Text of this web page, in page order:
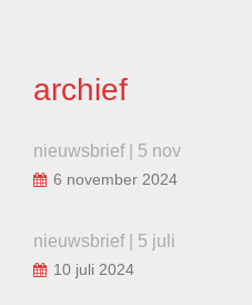
archief
nieuwsbrief | 5 nov
6 november 2024
nieuwsbrief | 5 juli
10 juli 2024